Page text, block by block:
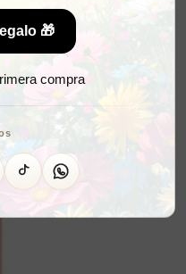
🎁
compra